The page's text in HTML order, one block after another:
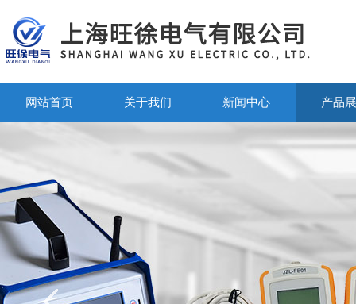
网站首页 关于我们 新闻中心 产品